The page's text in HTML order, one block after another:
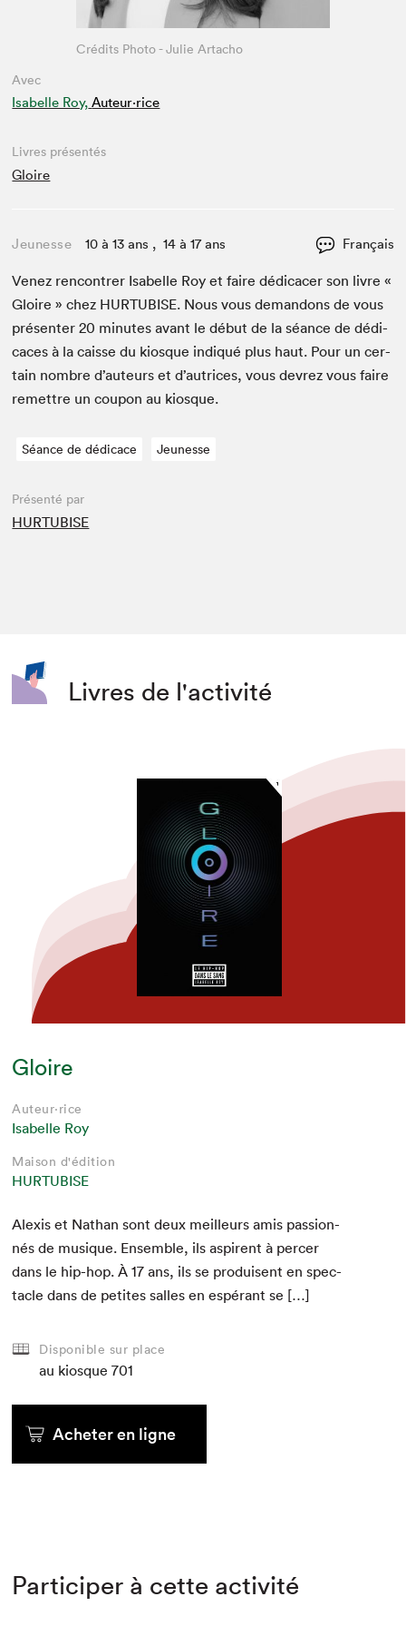
Avec
Isabelle Roy, Auteur·rice
Crédits Photo - Julie Artacho
Livres présentés
Gloire
Jeunesse 10 à 13 ans , 14 à 17 ans Français
Venez ren­con­tr­er Isabelle Roy et faire dédi­cac­er son livre «
Gloire » chez HUR­TUBISE. Nous vous deman­dons de vous
présen­ter20 min­utes avant le début de la séance de dédi­
caces à la caisse du kiosque indiqué plus haut. Pour un cer­
tain nom­bre d’auteurs et d’autrices, vous devrez vous faire
remet­tre un coupon au kiosque.
Séance de dédicace Jeunesse
Présenté par
HURTUBISE
Livres de l'activité
Gloire
Auteur·rice
Isabelle Roy
Maison d'édition
HURTUBISE
Alex­is et Nathan sont deux meilleurs amis pas­sion­
nés de musique. Ensem­ble, ils aspirent à percer
dans le hip-hop. À17 ans, ils se pro­duisent en spec­
ta­cle dans de petites salles en espérant se […]
Disponible sur place
au kiosque 701
Acheter en ligne
Participer à cette activité